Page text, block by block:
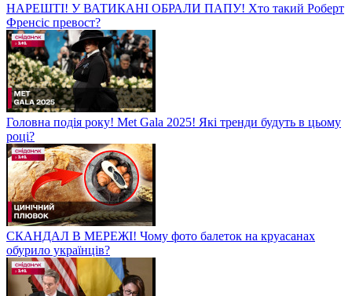
НАРЕШТІ! У ВАТИКАНІ ОБРАЛИ ПАПУ! Хто такий Роберт
Френсіс превост?
Головна подія року! Met Gala 2025! Які тренди будуть в цьому
році?
СКАНДАЛ В МЕРЕЖІ! Чому фото балеток на круасанах
обурило українців?